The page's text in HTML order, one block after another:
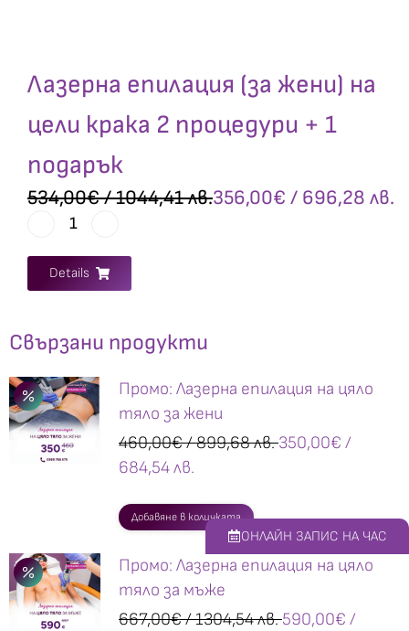
Лазерна епилация (за жени) на
цели крака 2 процедури + 1
подарък
534,00€/ 1044,41 лв.356,00€ / 696,28 лв.
Details
Свързани продукти
Промо: Лазерна епилация на цяло
тяло за жени
460,00€/ 899,68 лв.350,00€ /
684,54 лв.
Добавяне в количката
Промо: Лазерна епилация на цяло
тяло за мъже
667,00€/ 1304,54 лв.590,00€ /
ОНЛАЙН ЗАПИС НА ЧАС